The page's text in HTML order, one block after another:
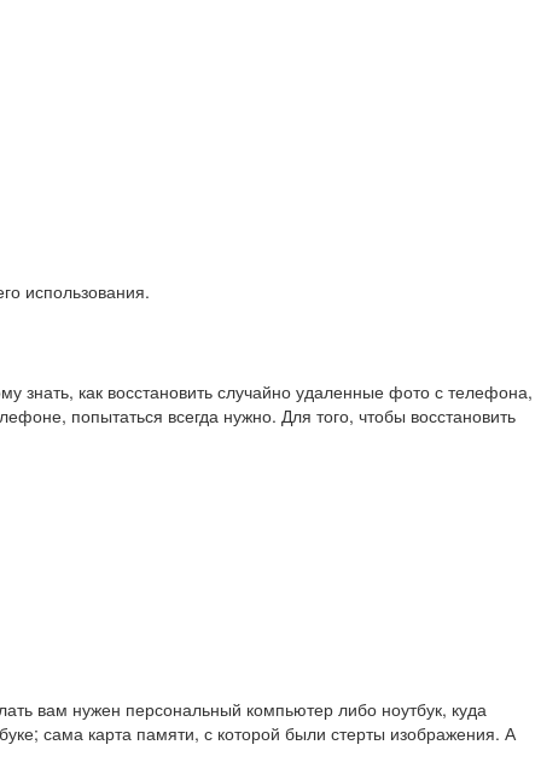
использования.
знать, как восстановить случайно удаленные фото с телефона,
попытаться всегда нужно. Для того, чтобы восстановить
вам нужен персональный компьютер либо ноутбук, куда
сама карта памяти, с которой были стерты изображения. А